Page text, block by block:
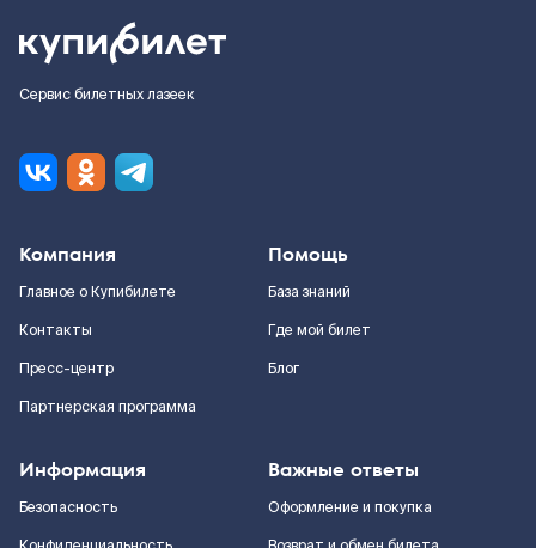
Сервис билетных лазеек
Компания
Главное о Купибилете
Контакты
Пресс-центр
Партнерская программа
Помощь
База знаний
Где мой билет
Блог
Информация
Безопасность
Важные ответы
Оформление и покупка